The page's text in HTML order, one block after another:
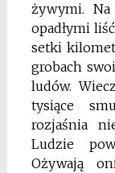
żywymi. Na
opadłymi
setki
grobach
ludów.
tysiące
rozjaśnia
Ludzie
Ożywają